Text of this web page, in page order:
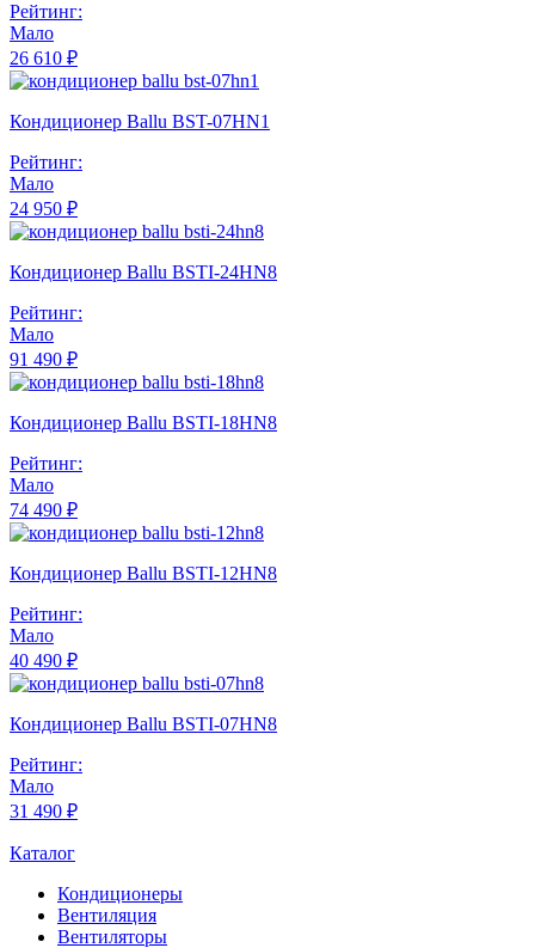
Рейтинг:
Мало
26 610 ₽
Кондиционер Ballu BST-07HN1
Рейтинг:
Мало
24 950 ₽
Кондиционер Ballu BSTI-24HN8
Рейтинг:
Мало
91 490 ₽
Кондиционер Ballu BSTI-18HN8
Рейтинг:
Мало
74 490 ₽
Кондиционер Ballu BSTI-12HN8
Рейтинг:
Мало
40 490 ₽
Кондиционер Ballu BSTI-07HN8
Рейтинг:
Мало
31 490 ₽
Каталог
Кондиционеры
Вентиляция
Вентиляторы